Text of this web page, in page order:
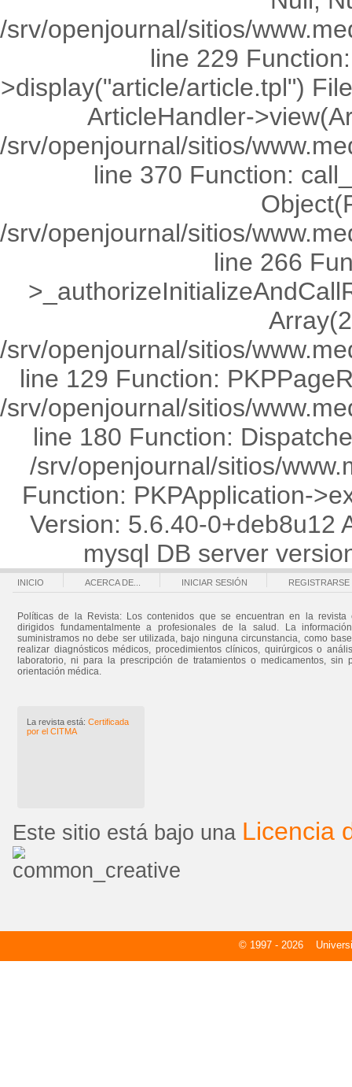
/srv/openjournal/sitios/
line 229
>display("article/article.tpl")
ArticleHandler-
/srv/openjournal/sitios/
line 370 Function:
/srv/openjournal/sitios/
line 266
/srv/openjournal/sitios/
line 129 Function:
/srv/openjournal/sitios/
line 180 Function:
/srv/openjournal/sitios/
Function: PKPApplication-
Version: 5.6.40-0+deb8u12
mysql DB server
INICIO ACERCA DE... INICIAR SESIÓN REGISTRARSE
Políticas de la Revista: Los contenidos que se encuentran en la revista
dirigidos fundamentalmente a profesionales de la salud. La
suministramos no debe ser utilizada, bajo ninguna circunstancia, como
realizar diagnósticos médicos, procedimientos clínicos, quirúrgicos o
laboratorio, ni para la prescripción de tratamientos o medicamentos, sin
orientación médica.
La revista está: Certificada
por el CITMA
Este sitio está bajo una Licencia
© 1997 - 2026